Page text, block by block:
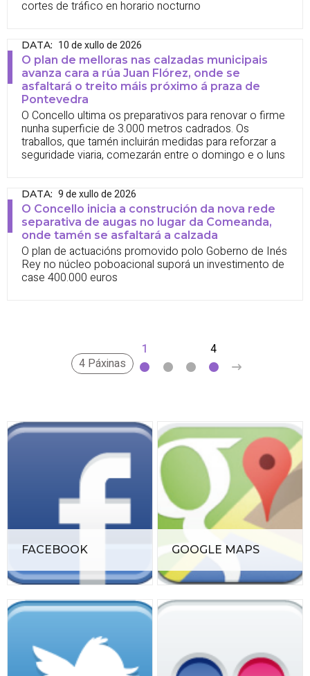
cortes de tráfico en horario nocturno
DATA: 10 de xullo de 2026
O plan de melloras nas calzadas municipais
avanza cara a rúa Juan Flórez, onde se
asfaltará o treito máis próximo á praza de
Pontevedra
O Concello ultima os preparativos para renovar o firme
nunha superficie de 3.000 metros cadrados. Os
traballos, que tamén incluirán medidas para reforzar a
seguridade viaria, comezarán entre o domingo e o luns
DATA: 9 de xullo de 2026
O Concello inicia a construción da nova rede
separativa de augas no lugar da Comeanda,
onde tamén se asfaltará a calzada
O plan de actuacións promovido polo Goberno de Inés
Rey no núcleo poboacional suporá un investimento de
case 400.000 euros
4 Páxinas
1 4
FACEBOOK GOOGLE MAPS